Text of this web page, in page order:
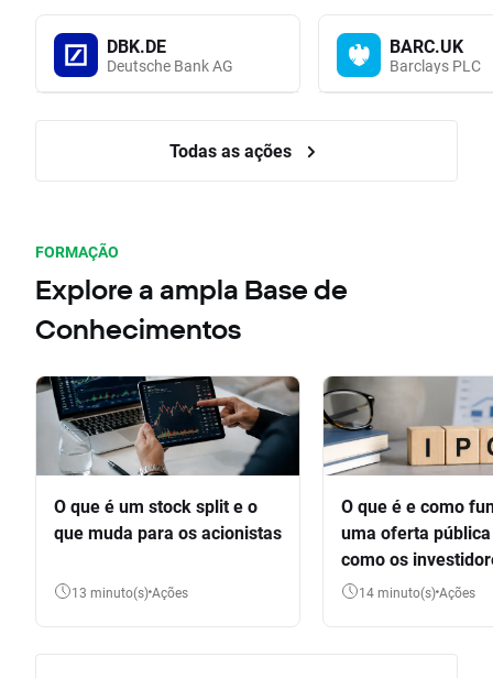
DBK.DE
Deutsche Bank AG
BARC.UK
Barclays PLC
Todas as ações
FORMAÇÃO
Explore a ampla Base de
Conhecimentos
O que é um stock split e o
que muda para os acionistas
13 minuto(s) Ações
O que é e como
uma oferta
como os
participar
14 minuto(s) Ações